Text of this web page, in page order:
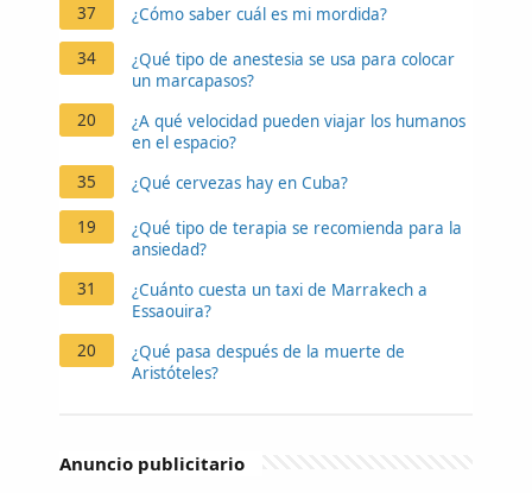
37
¿Cómo saber cuál es mi mordida?
34
¿Qué tipo de anestesia se usa para colocar
un marcapasos?
20
¿A qué velocidad pueden viajar los humanos
en el espacio?
35
¿Qué cervezas hay en Cuba?
19
¿Qué tipo de terapia se recomienda para la
ansiedad?
31
¿Cuánto cuesta un taxi de Marrakech a
Essaouira?
20
¿Qué pasa después de la muerte de
Aristóteles?
Anuncio publicitario